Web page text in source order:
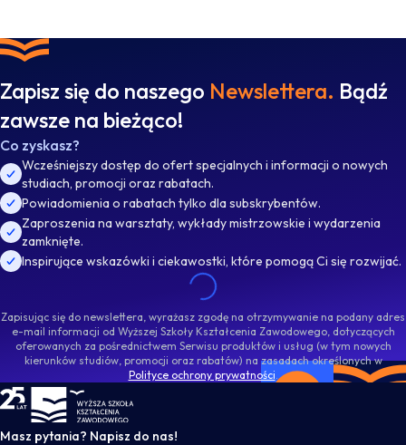
Zapisz się do naszego Newslettera. Bądź
zawsze na bieżąco!
Co zyskasz?
Wcześniejszy dostęp do ofert specjalnych i informacji o nowych
studiach, promocji oraz rabatach.
Powiadomienia o rabatach tylko dla subskrybentów.
Zaproszenia na warsztaty, wykłady mistrzowskie i wydarzenia
zamknięte.
Inspirujące wskazówki i ciekawostki, które pomogą Ci się rozwijać.
Zapisując się do newslettera, wyrażasz zgodę na otrzymywanie na podany adres
e-mail informacji od Wyższej Szkoły Kształcenia Zawodowego, dotyczących
oferowanych za pośrednictwem Serwisu produktów i usług (w tym nowych
kierunków studiów, promocji oraz rabatów) na zasadach określonych w
Polityce ochrony prywatności.
WSKZ - strona główna
Masz pytania? Napisz do nas!